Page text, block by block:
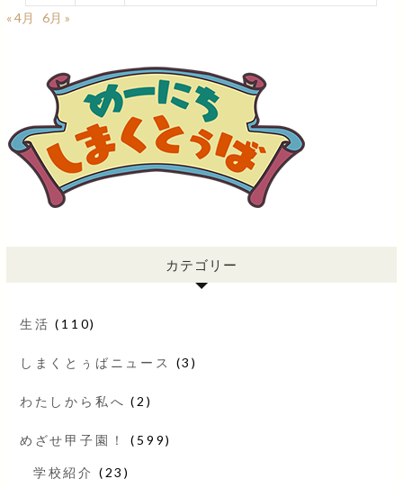
« 4月
6月 »
カテゴリー
生活 (110)
しまくとぅばニュース (3)
わたしから私へ (2)
めざせ甲子園！ (599)
学校紹介 (23)